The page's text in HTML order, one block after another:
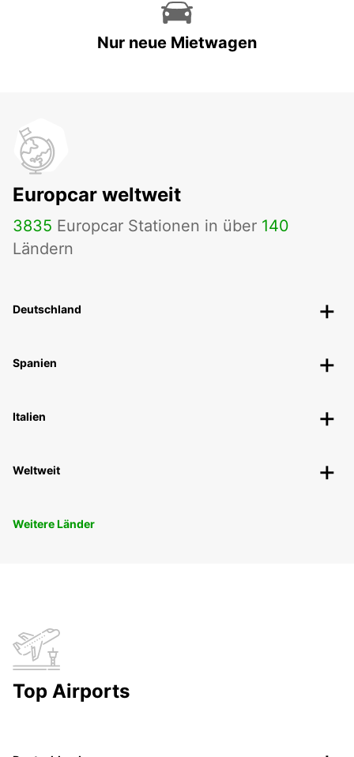
Nur neue Mietwagen
Europcar weltweit
3835 Europcar Stationen in über 140
Ländern
Deutschland
Spanien
Italien
Weltweit
Weitere Länder
Top Airports